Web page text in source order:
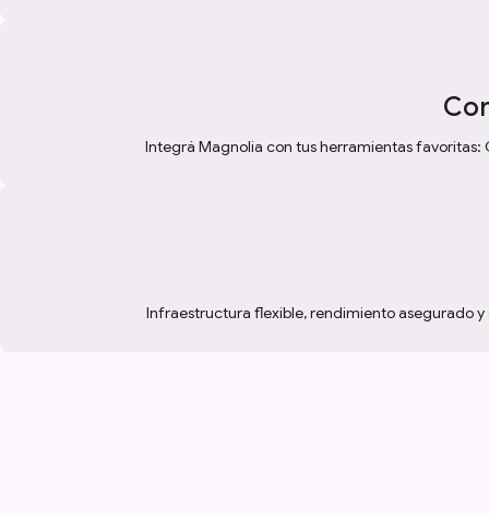
Integrá Magnolia con tus herramientas favoritas:
Infraestructura flexible, rendimiento asegurado